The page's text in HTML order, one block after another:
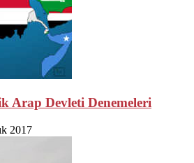
Arap Devleti Denemeleri
2017